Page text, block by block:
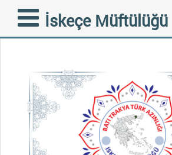
İskeçe Müftülüğü
KURBAN BAYRAMI
MESAJI